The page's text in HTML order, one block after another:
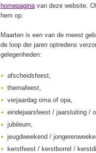
homepaginavan deze website.
hem op.
Maarten is een van de meest
de loop der jaren optredens
gelegenheden:
afscheidsfeest,
themafeest,
verjaardag oma of opa,
eindejaarsfeest / jaarsluiting /
jubileum,
jeugdweekend /
kerstfeest / kerstborrel /